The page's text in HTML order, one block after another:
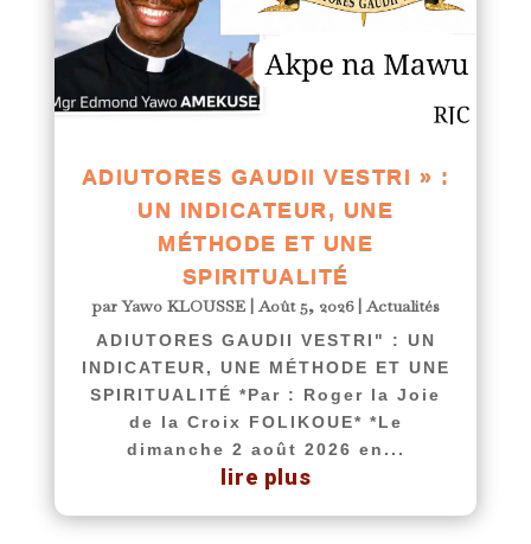
ADIUTORES GAUDII VESTRI » :
UN INDICATEUR, UNE
MÉTHODE ET UNE
SPIRITUALITÉ
parYawo KLOUSSE|Août 5, 2026|Actualités
ADIUTORES GAUDII VESTRI" : UN
INDICATEUR, UNE MÉTHODE ET UNE
SPIRITUALITÉ *Par : Roger la Joie
de la Croix FOLIKOUE* *Le
dimanche 2 août 2026 en...
lire plus